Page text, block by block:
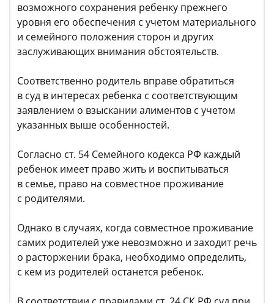
возможного сохранения ребенку прежнего
уровня его обеспечения с учетом материального
и семейного положения сторон и других
заслуживающих внимания обстоятельств.
Соответственно родитель вправе обратиться
в суд в интересах ребенка с соответствующим
заявлением о взыскании алиментов с учетом
указанных выше особенностей.
Согласно ст. 54 Семейного кодекса РФ каждый
ребенок имеет право жить и воспитываться
в семье, право на совместное проживание
с родителями.
Однако в случаях, когда совместное проживание
самих родителей уже невозможно и заходит речь
о расторжении брака, необходимо определить,
с кем из родителей останется ребенок.